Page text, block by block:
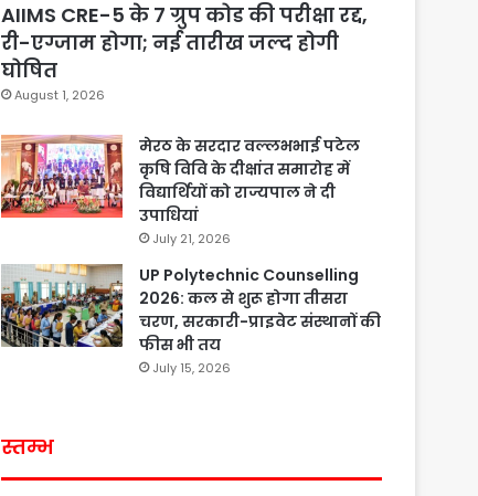
AIIMS CRE-5 के 7 ग्रुप कोड की परीक्षा रद्द,
री-एग्जाम होगा; नई तारीख जल्द होगी
घोषित
August 1, 2026
मेरठ के सरदार वल्लभभाई पटेल
कृषि विवि के दीक्षांत समारोह में
विद्यार्थियों को राज्यपाल ने दी
उपाधियां
July 21, 2026
UP Polytechnic Counselling
2026: कल से शुरू होगा तीसरा
चरण, सरकारी-प्राइवेट संस्थानों की
फीस भी तय
July 15, 2026
स्तम्भ